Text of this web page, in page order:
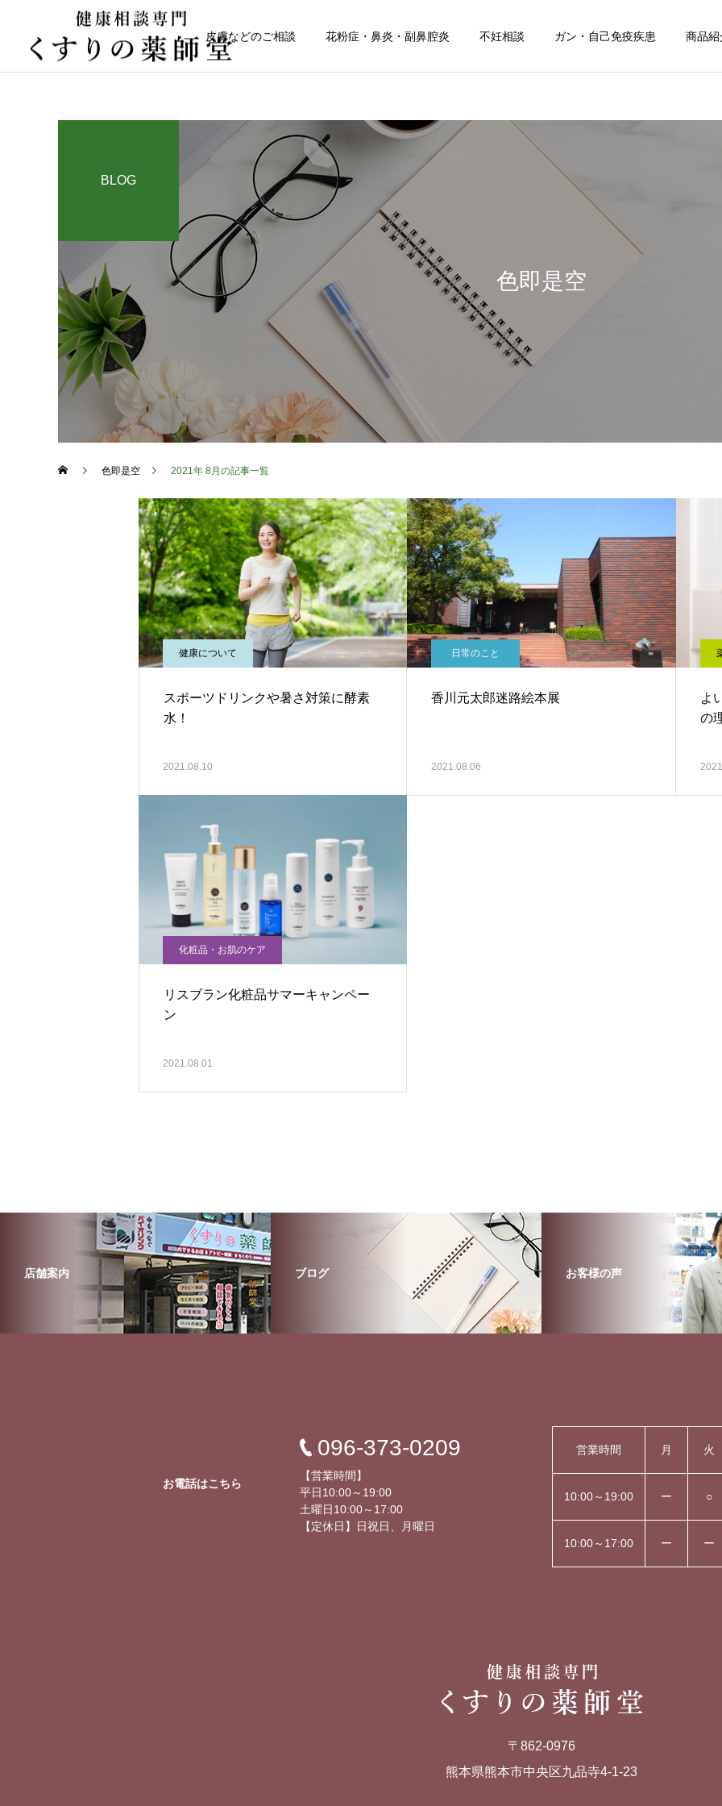
皮膚などのご相談 花粉症・鼻炎・副鼻腔炎 不妊相談 ガン・自己免疫疾患 商品紹
高齢者の貧血
日常のこと
熊本県代表有明高校、初戦
突破おめでとう！
令和８年熊本地震
お知らせ
お盆期間中のご相談につい
て
色即是空
BLOG
色即是空 2021年 8月の記事一覧
健康について
スポーツドリンクや暑さ対策に酵素
水！
2021.08.10
日常のこと
香川元太郎迷路絵本展
2021.08.06
よ
の
化粧品・お肌のケア
リスブラン化粧品サマーキャンペー
ン
2021.08.01
店舗案内 ブログ お客様の声
お電話はこちら
096-373-0209
【営業時間】
平日10:00～19:00
土曜日10:00～17:00
【定休日】日祝日、月曜日
営業時間 月 火
10:00～19:00 ー ○
10:00～17:00 ー ー
〒862-0976
熊本県熊本市中央区九品寺4-1-23